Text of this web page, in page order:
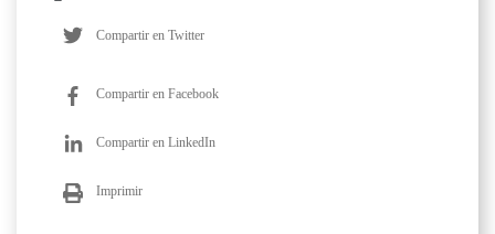
Compartir en Twitter
Compartir en Facebook
Compartir en LinkedIn
Imprimir